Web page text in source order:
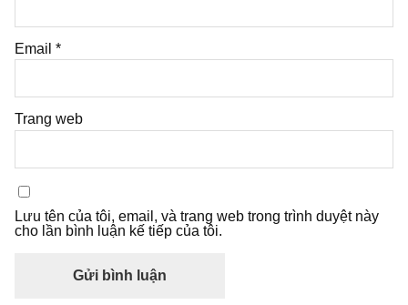
Email *
Trang web
Lưu tên của tôi, email, và trang web trong trình duyệt này
cho lần bình luận kế tiếp của tôi.